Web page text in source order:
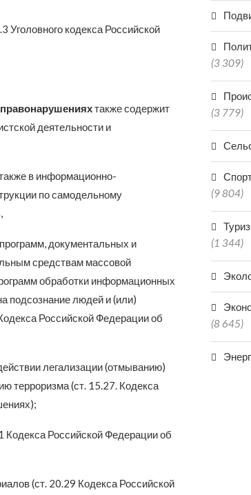
Уголовного кодекса Российской
также содержит
деятельности и
в информационно-
по самодельному
документальных и
средствам массовой
обработки информационных
подсознание людей и (или)
Российской Федерации об
легализации (отмыванию)
терроризма (ст. 15.27. Кодекса
Кодекса Российской Федерации об
(ст. 20.29 Кодекса Российской
(3 309)
(3 779)
(9 804)
(1 344)
(8 645)